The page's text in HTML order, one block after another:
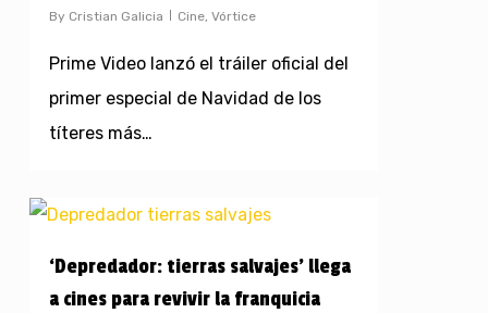
By Cristian Galicia Cine, Vórtice
Prime Video lanzó el tráiler oficial del
primer especial de Navidad de los
títeres más…
‘Depredador: tierras salvajes’ llega
a cines para revivir la franquicia